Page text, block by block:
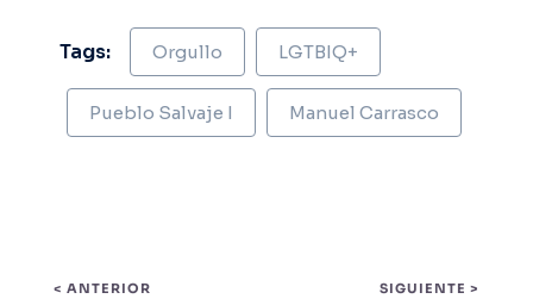
Tags: Orgullo LGTBIQ+
Pueblo Salvaje I Manuel Carrasco
< ANTERIOR SIGUIENTE >